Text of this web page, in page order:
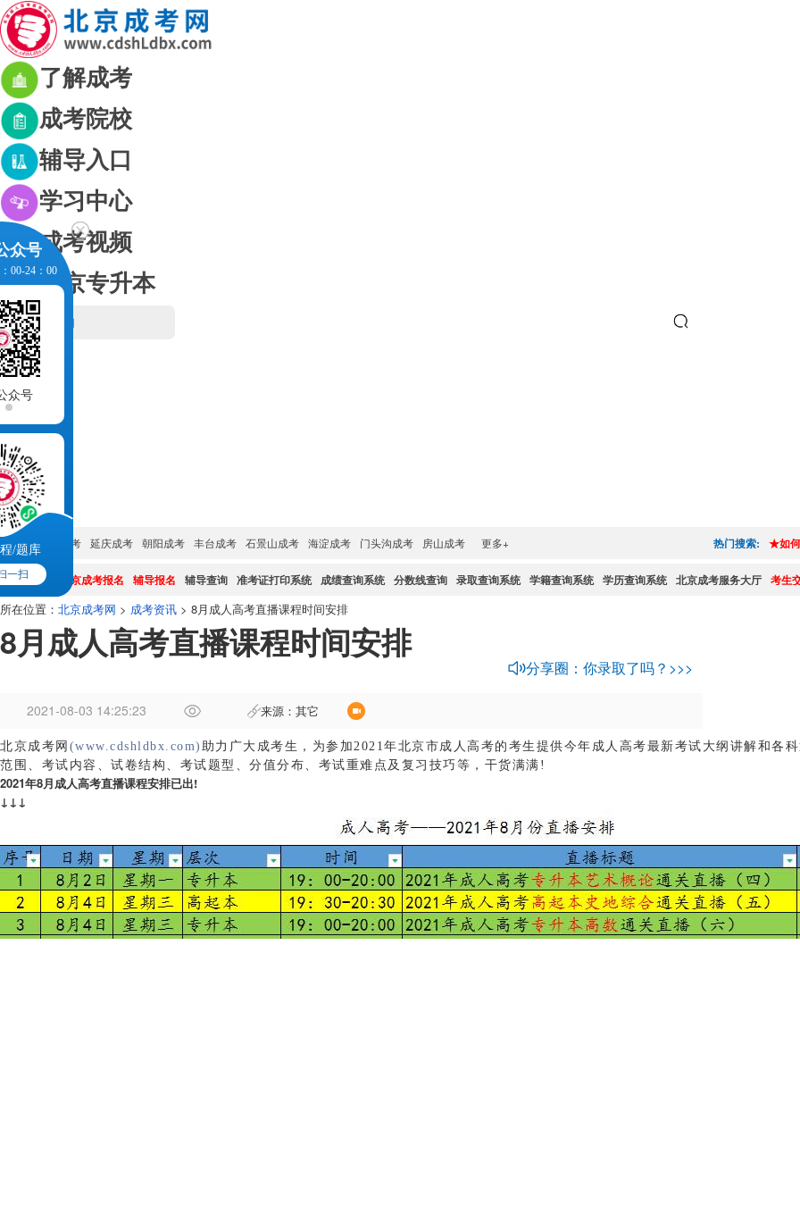
了解成考
成考院校
辅导入口
学习中心
成考视频
北京专升本
网站首页
成考资讯
成考政策
成考简章
成考培训
成考院校
成考专业
试题真题
网上报名
服务大厅
城市: 密云成考 延庆成考 朝阳成考 丰台成考 石景山成考 海淀成考 门头沟成考 房山成考 更多+ 热门搜索: ★如
成考系统: 北京成考报名 辅导报名 辅导查询 准考证打印系统 成绩查询系统 分数线查询 录取查询系统 学籍查询系统 学历查询系统 北京成考服务大厅 考生
众号
00-24：00
流群
/题库
一扫
所在位置： 北京成考网 > 成考资讯 > 8月成人高考直播课程时间安排
8月成人高考直播课程时间安排
分享圈：你录取了吗？>>>
2021-08-03 14:25:23
来源：其它
作
者
：
章
北京成考网 (www.cdshldbx.com) 助力广大成考生，为参加2021年北京市成人高考的考生提供今年成人高考最新考试大纲讲解和各
范围、考试内容、试卷结构、考试题型、分值分布、考试重难点及复习技巧等，干货满满!
2021年8月成人高考直播课程安排已出!
↓↓↓